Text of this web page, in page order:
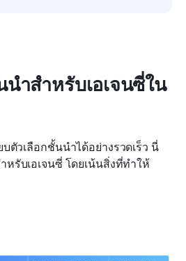
ำสำหรับเอเจนซี่ใน
ตัวเลือกชั้นนำได้อย่างรวดเร็ว นี่
รับเอเจนซี่ โดยเน้นสิ่งที่ทำให้